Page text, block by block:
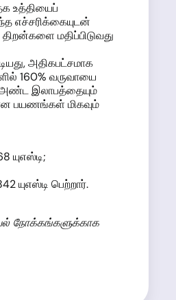
உத்தியைப்
எச்சரிக்கையுடன்
மதிப்பிடுவது
அதிகபட்சமாக
160% வருவாயை
அண்ட இலாபத்தையும்
பயணங்கள் மிகவும்
யுஎஸ்டி;
யுஎஸ்டி பெற்றார்.
நோக்கங்களுக்காக